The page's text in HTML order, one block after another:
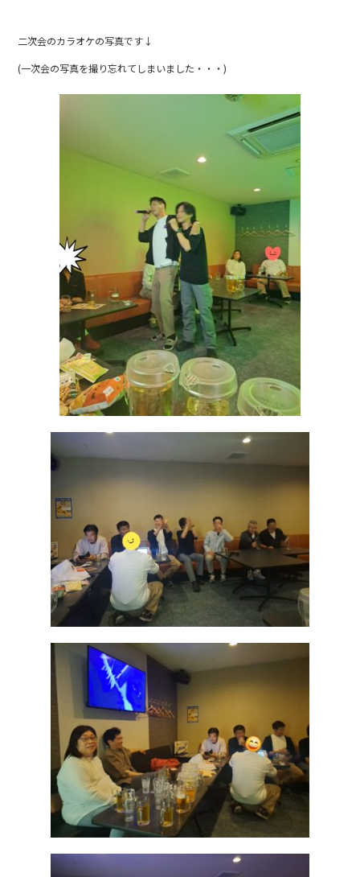
二次会のカラオケの写真です↓
(一次会の写真を撮り忘れてしまいました・・・)